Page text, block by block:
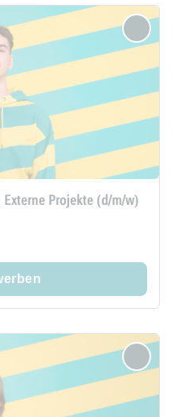
merken
Projekte (d/m/w)
merken